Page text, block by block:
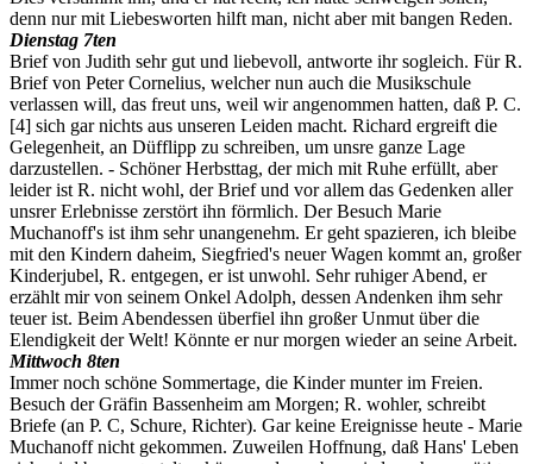
denn nur mit Liebesworten hilft man, nicht aber mit bangen Reden.
Dienstag 7ten
Brief von Judith sehr gut und liebevoll, antworte ihr sogleich. Für R.
Brief von Peter Cornelius, welcher nun auch die Musikschule
verlassen will, das freut uns, weil wir angenommen hatten, daß P. C.
[4] sich gar nichts aus unseren Leiden macht. Richard ergreift die
Gelegenheit, an Düfflipp zu schreiben, um unsre ganze Lage
darzustellen. - Schöner Herbsttag, der mich mit Ruhe erfüllt, aber
leider ist R. nicht wohl, der Brief und vor allem das Gedenken aller
unsrer Erlebnisse zerstört ihn förmlich. Der Besuch Marie
Muchanoff's ist ihm sehr unangenehm. Er geht spazieren, ich bleibe
mit den Kindern daheim, Siegfried's neuer Wagen kommt an, großer
Kinderjubel, R. entgegen, er ist unwohl. Sehr ruhiger Abend, er
erzählt mir von seinem Onkel Adolph, dessen Andenken ihm sehr
teuer ist. Beim Abendessen überfiel ihn großer Unmut über die
Elendigkeit der Welt! Könnte er nur morgen wieder an seine Arbeit.
Mittwoch 8ten
Immer noch schöne Sommertage, die Kinder munter im Freien.
Besuch der Gräfin Bassenheim am Morgen; R. wohler, schreibt
Briefe (an P. C, Schure, Richter). Gar keine Ereignisse heute - Marie
Muchanoff nicht gekommen. Zuweilen Hoffnung, daß Hans' Leben